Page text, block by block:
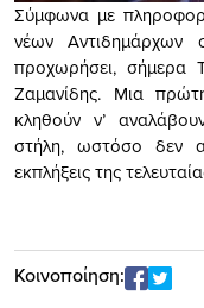
Σύμφωνα με
νέων Αντιδημάρχων
προχωρήσει, σήμερα
Ζαμανίδης. Μια
κληθούν ν’
στήλη, ωστόσο δεν
εκπλήξεις της
Κοινοποίηση: